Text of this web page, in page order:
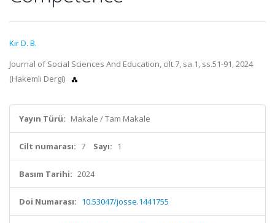
Kır D. B.
Journal of Social Sciences And Education, cilt.7, sa.1, ss.51-91, 2024
(Hakemli Dergi)
Yayın Türü: Makale / Tam Makale
Cilt numarası: 7 Sayı: 1
Basım Tarihi: 2024
Doi Numarası: 10.53047/josse.1441755